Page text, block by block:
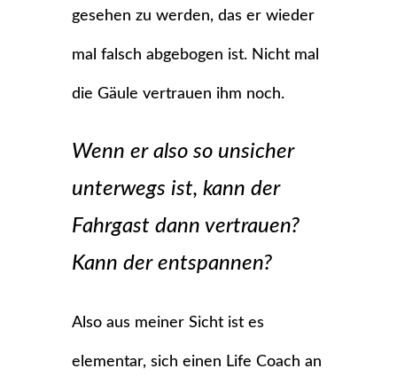
gesehen zu werden, das er wieder
mal falsch abgebogen ist. Nicht mal
die Gäule vertrauen ihm noch.
Wenn er also so unsicher
unterwegs ist, kann der
Fahrgast dann vertrauen?
Kann der entspannen?
Also aus meiner Sicht ist es
elementar, sich einen Life Coach an